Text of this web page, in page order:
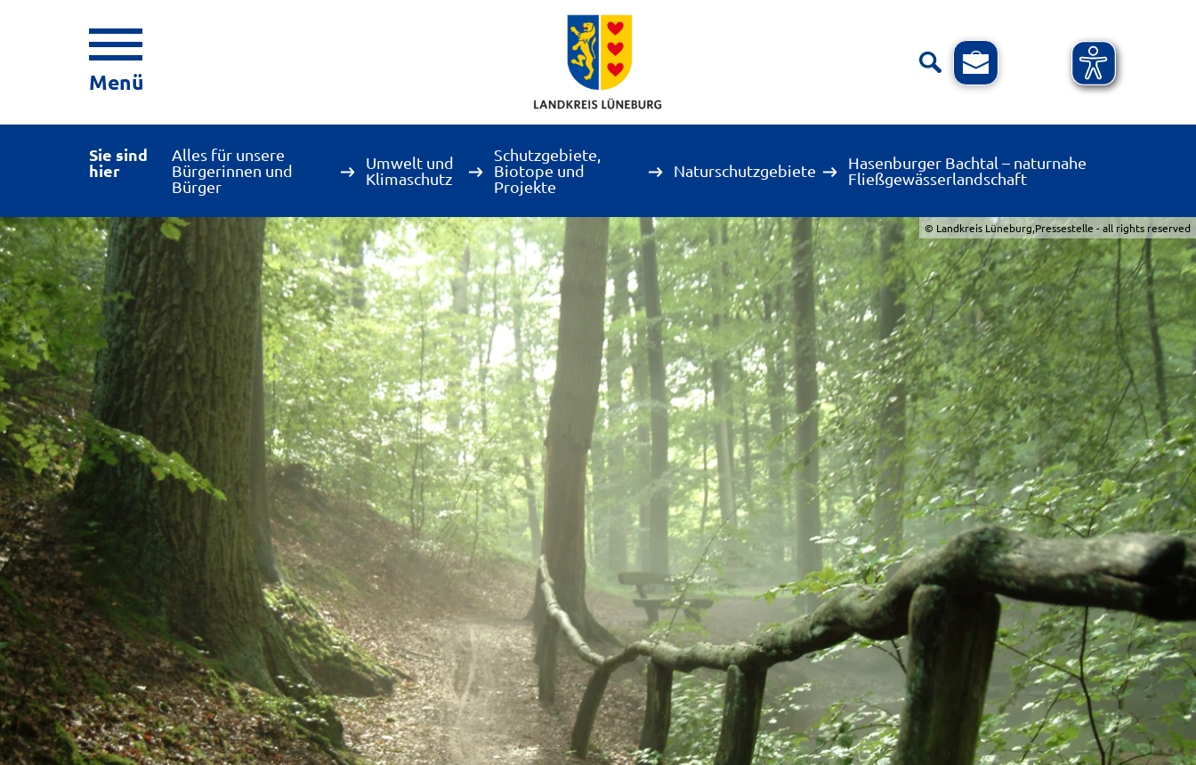
Menü
Sie sind
hier
Alles für unsere
Bürgerinnen und
Bürger
Umwelt und
Klimaschutz
Schutzgebiete,
Biotope und
Projekte
Naturschutzgebiete
Hasenburger Bachtal – naturnahe
Fließgewässerlandschaft
© Landkreis Lüneburg,Pressestelle - all rights reserved